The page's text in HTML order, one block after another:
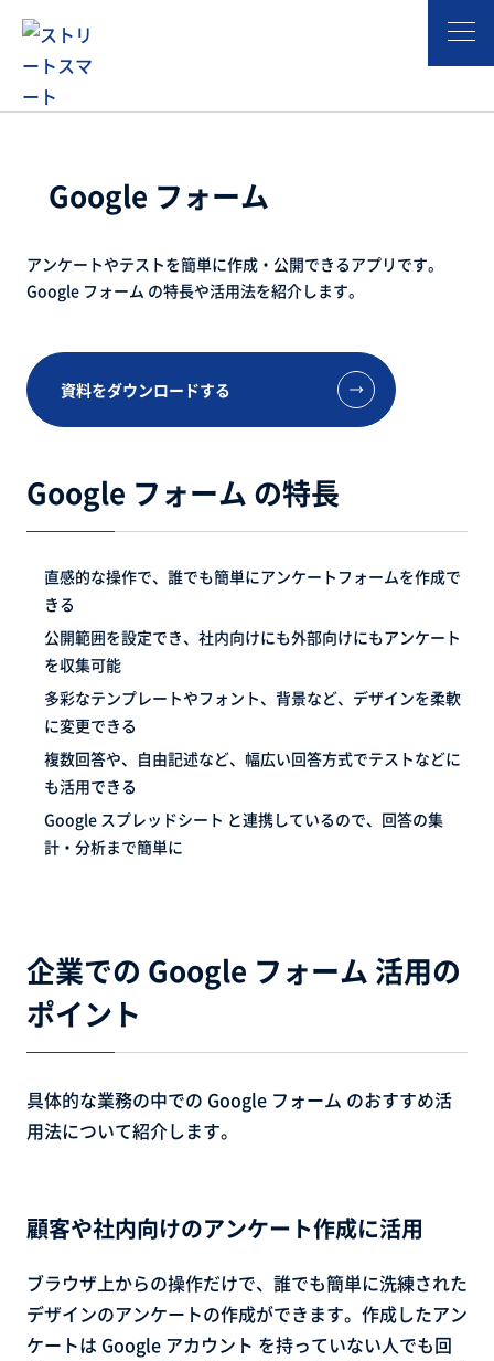
Google フォーム
アンケートやテストを簡単に作成・公開できるアプリです。
Google フォーム の特長や活用法を紹介します。
資料をダウンロードする
Google フォーム の特長
直感的な操作で、誰でも簡単にアンケートフォームを作成で
きる
公開範囲を設定でき、社内向けにも外部向けにもアンケート
を収集可能
多彩なテンプレートやフォント、背景など、デザインを柔軟
に変更できる
複数回答や、自由記述など、幅広い回答方式でテストなどに
も活用できる
Google スプレッドシート と連携しているので、回答の集
計・分析まで簡単に
企業での Google フォーム 活用の
ポイント
具体的な業務の中での Google フォーム のおすすめ活
用法について紹介します。
顧客や社内向けのアンケート作成に活用
ブラウザ上からの操作だけで、誰でも簡単に洗練された
デザインのアンケートの作成ができます。作成したアン
ケートは Google アカウント を持っていない人でも回